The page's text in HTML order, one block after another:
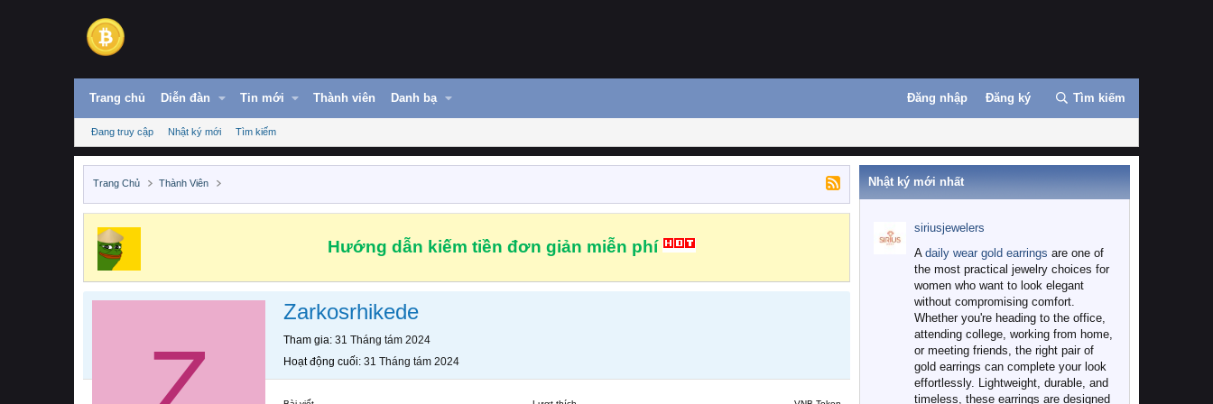
Trang chủ Diễn đàn Tin mới Thành viên Danh bạ Đăng nhập Đăng ký Tìm kiếm
Đang truy cập Nhật ký mới Tìm kiếm
Trang Chủ Thành Viên
Hướng dẫn kiếm tiền đơn giản miễn phí
Zarkosrhikede
Tham gia 31 Tháng tám 2024
Hoạt động cuối 31 Tháng tám 2024
Nhật ký mới nhất
siriusjewelers
A daily wear gold earrings are one of
the most practical jewelry choices for
women who want to look elegant
without compromising comfort.
Whether you're heading to the office,
attending college, working from home,
or meeting friends, the right pair of
gold earrings can complete your look
effortlessly. Lightweight, durable, and
timeless, these earrings are designed